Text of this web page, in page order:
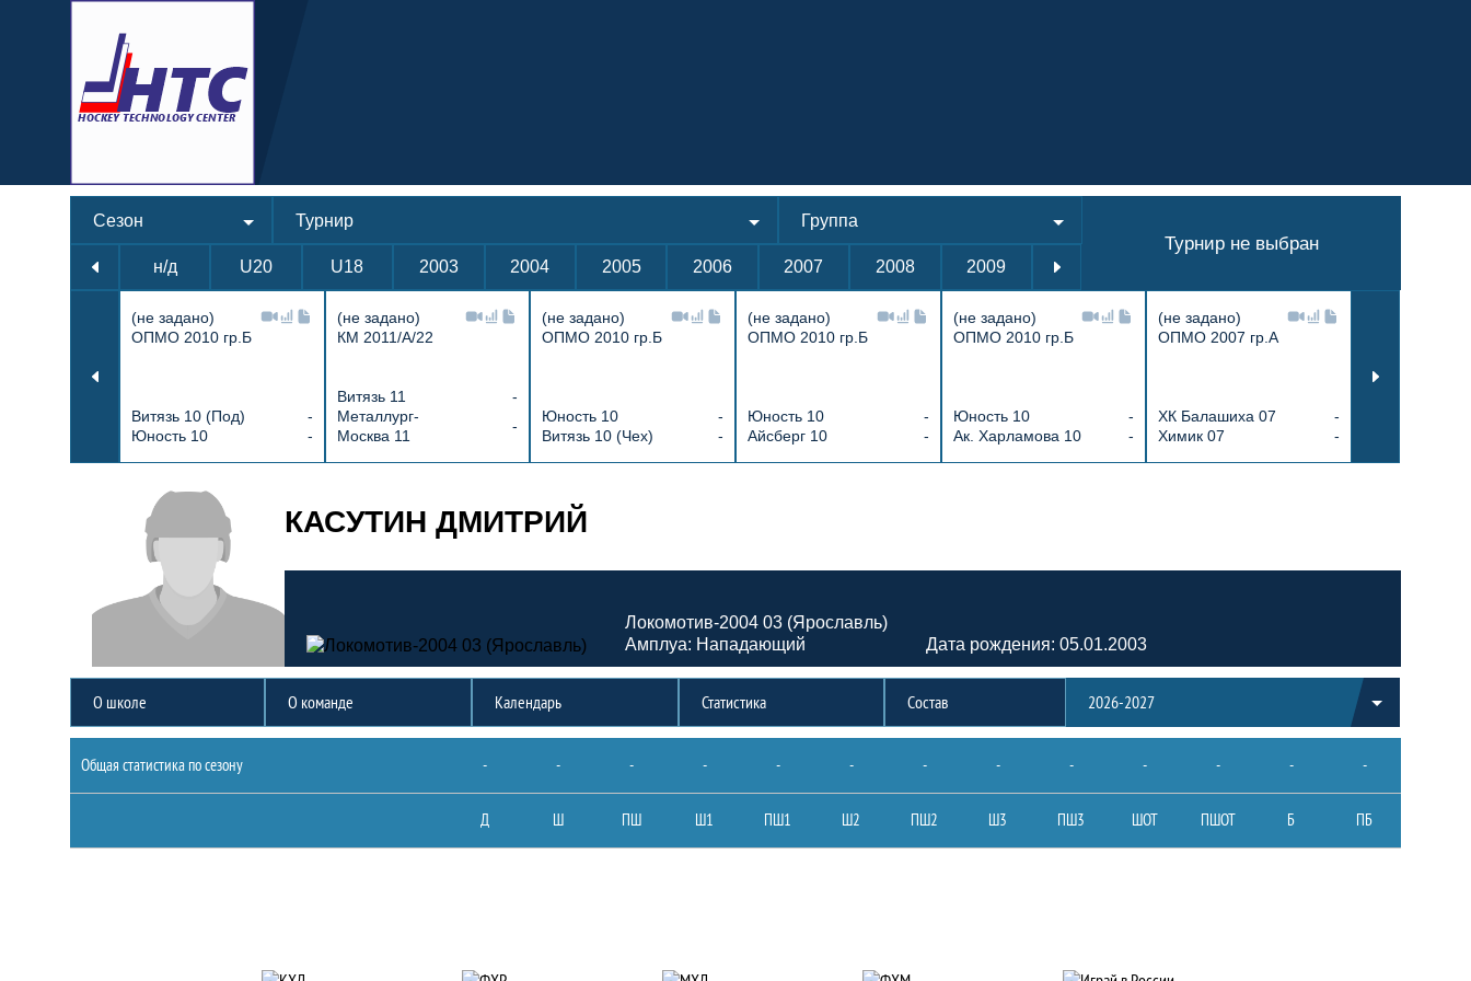
Сезон Турнир Группа
н/д U20 U18 2003 2004 2005 2006 2007 2008 2009 2010
Турнир не выбран
(не задано)
ОПМО 2010 гр.Б
Витязь 10 (Под)
-
Юность 10
-
(не задано)
КМ 2011/А/22
Витязь 11
-
Металлург-
Москва 11
-
(не задано)
ОПМО 2010 гр.Б
Юность 10
-
Витязь 10 (Чех)
-
(не задано)
ОПМО 2010 гр.Б
Юность 10
-
Айсберг 10
-
(не задано)
ОПМО 2010 гр.Б
Юность 10
-
Ак. Харламова 10
-
(не задано)
ОПМО 2007 гр.А
ХК Балашиха 07
-
Химик 07
-
КАСУТИН ДМИТРИЙ
Локомотив-2004 03 (Ярославль)
Амплуа: Нападающий
Дата рождения: 05.01.2003
О школе О команде Календарь Статистика Состав 2026-2027
Статистика
Общая статистика по сезону - - - - - - - - - - - - -
Д Ш ПШ Ш1 ПШ1 Ш2 ПШ2 Ш3 ПШ3 ШОТ ПШОТ Б ПБ